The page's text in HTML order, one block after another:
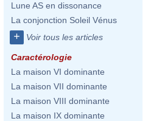
Lune AS en dissonance
La conjonction Soleil Vénus
+ Voir tous les articles
Caractérologie
La maison VI dominante
La maison VII dominante
La maison VIII dominante
La maison IX dominante